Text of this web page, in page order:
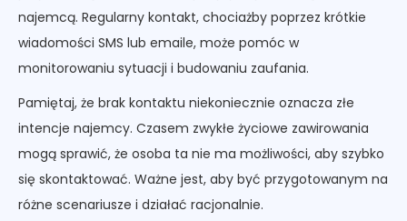
najemcą. Regularny kontakt, chociażby poprzez krótkie
wiadomości SMS lub emaile, może pomóc w
monitorowaniu sytuacji i budowaniu zaufania.
Pamiętaj, że brak kontaktu niekoniecznie oznacza złe
intencje najemcy. Czasem zwykłe życiowe zawirowania
mogą sprawić, że osoba ta nie ma możliwości, aby szybko
się skontaktować. Ważne jest, aby być przygotowanym na
różne scenariusze i działać racjonalnie.